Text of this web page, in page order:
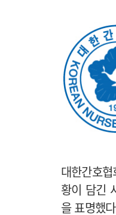
대한간호
황이 담긴
을 표명했